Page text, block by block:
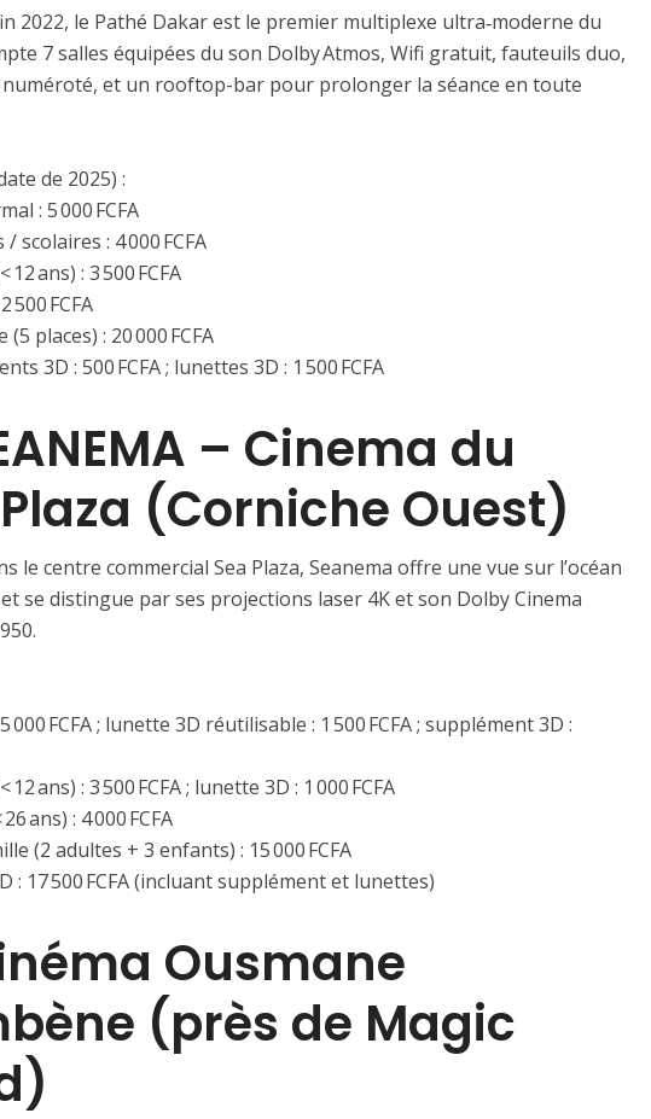
2022, le Pathé Dakar est le premier multiplexe ultra‑moderne du
7 salles équipées du son Dolby Atmos, Wifi gratuit, fauteuils duo,
numéroté, et un rooftop-bar pour prolonger la séance en toute
de 2025) :
: 5 000 FCFA
scolaires : 4 000 FCFA
12 ans) : 3 500 FCFA
500 FCFA
(5 places) : 20 000 FCFA
3D : 500 FCFA ; lunettes 3D : 1 500 FCFA
– Cinema du
(Corniche Ouest)
le centre commercial Sea Plaza, Seanema offre une vue sur l’océan
se distingue par ses projections laser 4K et son Dolby Cinema
000 FCFA ; lunette 3D réutilisable : 1 500 FCFA ; supplément 3D :
12 ans) : 3 500 FCFA ; lunette 3D : 1 000 FCFA
ans) : 4 000 FCFA
(2 adultes + 3 enfants) : 15 000 FCFA
: 17 500 FCFA (incluant supplément et lunettes)
Ousmane
(près de Magic